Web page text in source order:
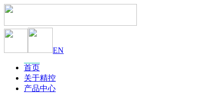
EN
首页
关于精控
产品中心